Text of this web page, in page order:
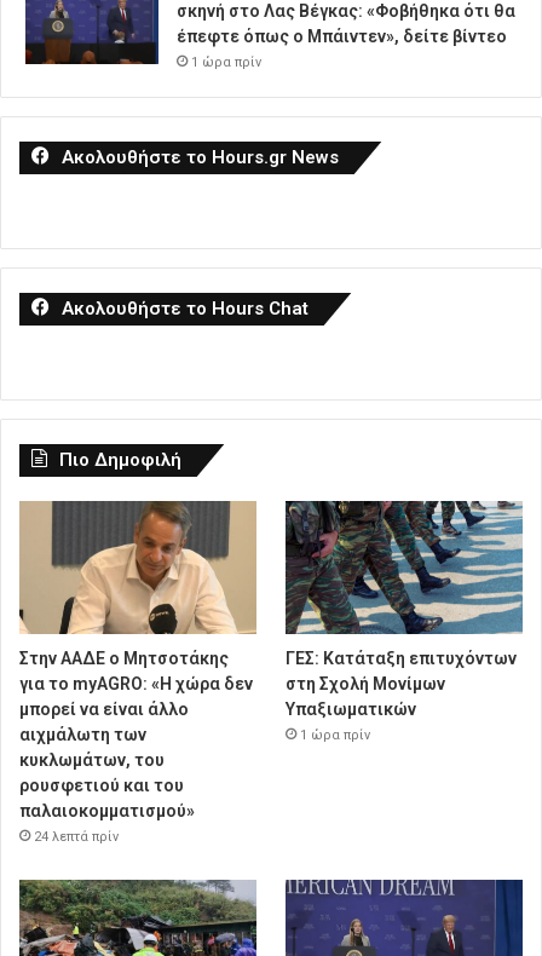
σκηνή στο Λας Βέγκας: «Φοβήθηκα ότι θα
έπεφτε όπως ο Μπάιντεν», δείτε βίντεο
1 ώρα πρίν
Ακολουθήστε το Hours.gr News
Ακολουθήστε το Hours Chat
Πιο Δημοφιλή
Στην ΑΑΔΕ ο Μητσοτάκης
για το myAGRO: «Η χώρα δεν
μπορεί να είναι άλλο
αιχμάλωτη των
κυκλωμάτων, του
ρουσφετιού και του
παλαιοκομματισμού»
24 λεπτά πρίν
ΓΕΣ: Κατάταξη επιτυχόντων
στη Σχολή Μονίμων
Υπαξιωματικών
1 ώρα πρίν